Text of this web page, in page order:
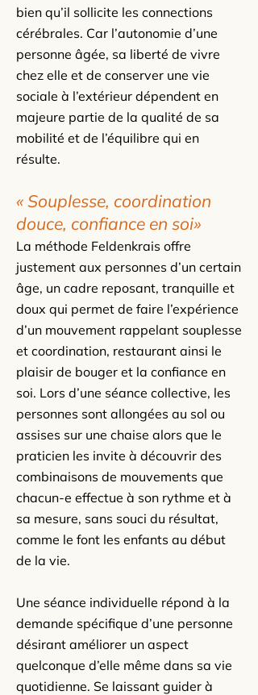
bien qu’il sollicite les connections
cérébrales. Car l’autonomie d’une
personne âgée, sa liberté de vivre
chez elle et de conserver une vie
sociale à l’extérieur dépendent en
majeure partie de la qualité de sa
mobilité et de l’équilibre qui en
résulte.
« Souplesse, coordination
douce, confiance en soi»
La méthode Feldenkrais offre
justement aux personnes d’un certain
âge, un cadre reposant, tranquille et
doux qui permet de faire l’expérience
d’un mouvement rappelant souplesse
et coordination, restaurant ainsi le
plaisir de bouger et la confiance en
soi. Lors d’une séance collective, les
personnes sont allongées au sol ou
assises sur une chaise alors que le
praticien les invite à découvrir des
combinaisons de mouvements que
chacun-e effectue à son rythme et à
sa mesure, sans souci du résultat,
comme le font les enfants au début
de la vie.
Une séance individuelle répond à la
demande spécifique d’une personne
désirant améliorer un aspect
quelconque d’elle même dans sa vie
quotidienne. Se laissant guider à